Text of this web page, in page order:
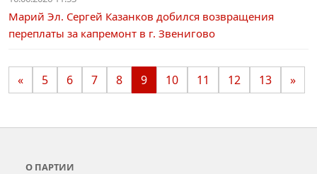
Марий Эл. Сергей Казанков добился возвращения
переплаты за капремонт в г. Звенигово
« 5 6 7 8 9 10 11 12 13 »
О ПАРТИИ